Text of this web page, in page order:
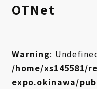
OTNet
Warning:
/home/xs145581/
expo.okinawa/